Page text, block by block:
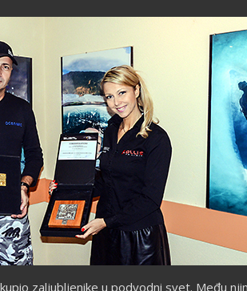
zaljubljenike u podvodni svet. Među